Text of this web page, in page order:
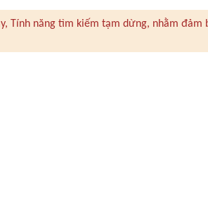
Tính năng tìm kiếm tạm dừng, nhằm